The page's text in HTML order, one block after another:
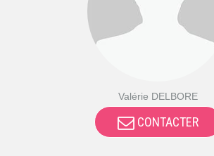
Valérie DELBORE
CONTACTER